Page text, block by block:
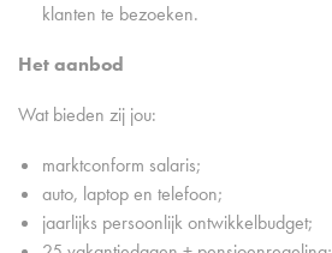
klanten te bezoeken.
Het aanbod
Wat bieden zij jou:
marktconform salaris;
auto, laptop en telefoon;
jaarlijks persoonlijk ontwikkelbudget;